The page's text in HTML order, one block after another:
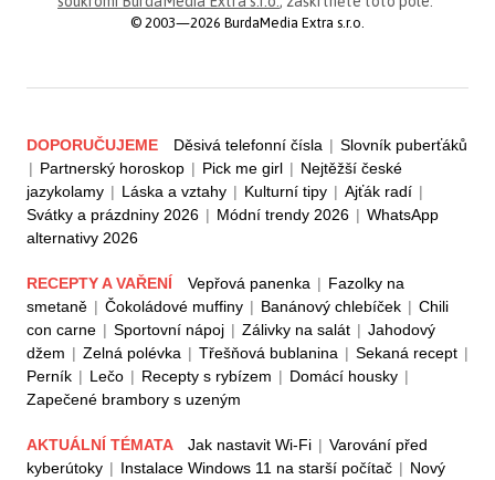
© 2003—2026 BurdaMedia Extra s.r.o.
DOPORUČUJEME Děsivá telefonní čísla | Slovník puberťáků
| Partnerský horoskop | Pick me girl | Nejtěžší české
jazykolamy | Láska a vztahy | Kulturní tipy | Ajťák radí |
Svátky a prázdniny 2026 | Módní trendy 2026 | WhatsApp
alternativy 2026
RECEPTY A VAŘENÍ Vepřová panenka | Fazolky na
smetaně | Čokoládové muffiny | Banánový chlebíček | Chili
con carne | Sportovní nápoj | Zálivky na salát | Jahodový
džem | Zelná polévka | Třešňová bublanina | Sekaná recept |
Perník | Lečo | Recepty s rybízem | Domácí housky |
Zapečené brambory s uzeným
AKTUÁLNÍ TÉMATA Jak nastavit Wi-Fi | Varování před
kyberútoky | Instalace Windows 11 na starší počítač | Nový